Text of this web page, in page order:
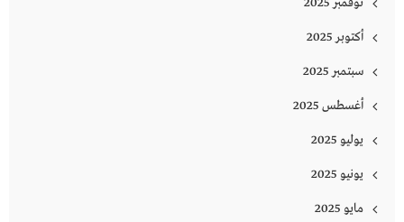
أكتوبر 2025
سبتمبر 2025
أغسطس 2025
يوليو 2025
يونيو 2025
مايو 2025